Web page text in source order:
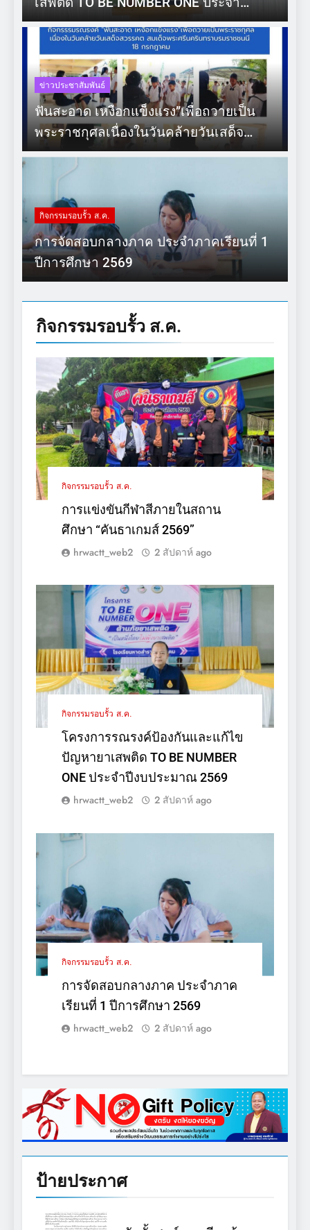
ปีงบประมาณ 2569
ข่าวประชาสัมพันธ์
ฟันสะอาด เหงือกแข็งแรง”เพื่อถวายเป็น
พระราชกุศลเนื่องในวันคล้ายวันเสด็จ
สวรรคต สมเด็จพระศรีนครินทราบรมราช
กิจกรรมรอบรั้ว ส.ค.
การจัดสอบกลางภาค ประจำภาคเรียนที่ 1
ปีการศึกษา 2569
กิจกรรมรอบรั้ว ส.ค.
กิจกรรมรอบรั้ว ส.ค.
การแข่งขันกีฬาสีภายในสถาน
ศึกษา “คันธาเกมส์ 2569”
hrwactt_web2 2 สัปดาห์ ago
กิจกรรมรอบรั้ว ส.ค.
โครงการรณรงค์ป้องกันและแก้ไข
ปัญหายาเสพติด TO BE NUMBER
ONE ประจำปีงบประมาณ 2569
hrwactt_web2 2 สัปดาห์ ago
กิจกรรมรอบรั้ว ส.ค.
การจัดสอบกลางภาค ประจำภาค
เรียนที่ 1 ปีการศึกษา 2569
hrwactt_web2 2 สัปดาห์ ago
ป้ายประกาศ